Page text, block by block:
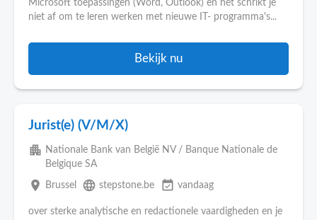
Microsoft toepassingen (Word, Outlook) en het schrikt je
niet af om te leren werken met nieuwe IT- programma's...
Bekijk nu
Jurist(e) (V/M/X)
apartment Nationale Bank van België NV / Banque Nationale de
Belgique SA
place Brussel language stepstone.be event_available vandaag
over sterke analytische en redactionele vaardigheden en je